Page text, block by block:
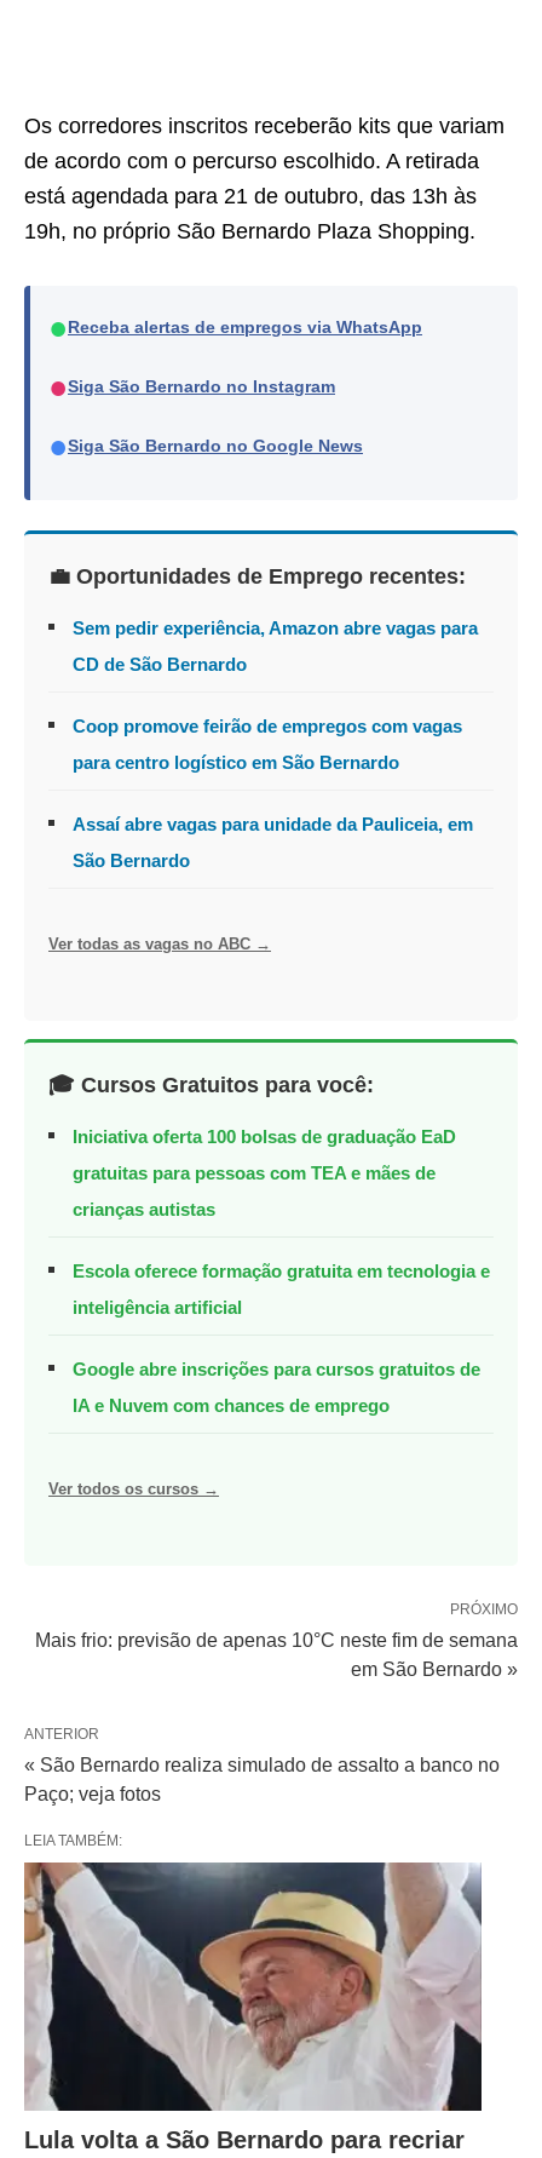
Os corredores inscritos receberão kits que variam
de acordo com o percurso escolhido. A retirada
está agendada para 21 de outubro, das 13h às
19h, no próprio São Bernardo Plaza Shopping.
● Receba alertas de empregos via WhatsApp
●Siga São Bernardo no Instagram
●Siga São Bernardo no Google News
💼 Oportunidades de Emprego recentes:
Sem pedir experiência, Amazon abre vagas para
CD de São Bernardo
Coop promove feirão de empregos com vagas
para centro logístico em São Bernardo
Assaí abre vagas para unidade da Pauliceia, em
São Bernardo
Ver todas as vagas no ABC →
🎓 Cursos Gratuitos para você:
Iniciativa oferta 100 bolsas de graduação EaD
gratuitas para pessoas com TEA e mães de
crianças autistas
Escola oferece formação gratuita em tecnologia e
inteligência artificial
Google abre inscrições para cursos gratuitos de
IA e Nuvem com chances de emprego
Ver todos os cursos →
PRÓXIMO
Mais frio: previsão de apenas 10°C neste fim de semana
em São Bernardo »
ANTERIOR
« São Bernardo realiza simulado de assalto a banco no
Paço; veja fotos
LEIA TAMBÉM:
Lula volta a São Bernardo para recriar